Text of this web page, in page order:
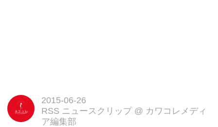
2015-06-26
RSS ニュースクリップ @ カワコレメディ
ア編集部